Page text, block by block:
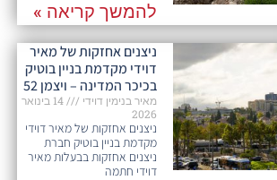
להמשך קריאה »
ניצנים אחזקות של מאיר
דוידי מקדמת בניין בוטיק
בכיכר המדינה – ויצמן 52
מאיר בנימין דוידי
14 בינואר
2026
ניצנים אחזקות של מאיר דוידי
מקדמת בניין בוטיק חברת
ניצנים אחזקות בבעלות מאיר
דוידי חתמה